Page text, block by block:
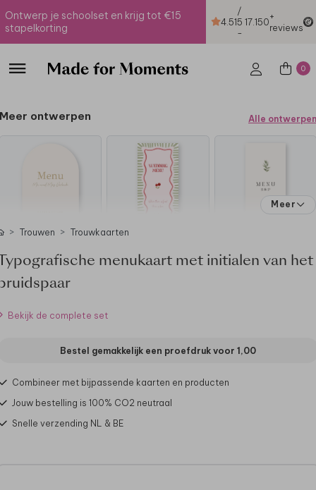
Ontwerp je schoolset en krijg tot €15
stapelkorting
4.51
/
5
-
17.150+
reviews
0
Meer ontwerpen Alle ontwerpen
Meer
Trouwen Trouwkaarten
menukaart met initialen van het
Bekijk de complete set
Bestel gemakkelijk een proefdruk voor 1,00
Combineer met bijpassende kaarten en producten
Jouw bestelling is 100% CO2 neutraal
Snelle verzending NL & BE